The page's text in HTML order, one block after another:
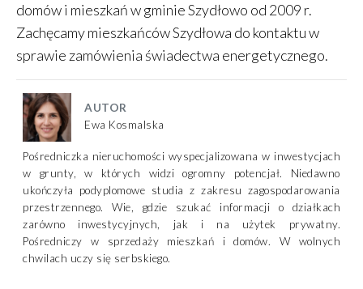
domów i mieszkań w gminie Szydłowo od 2009 r.
Zachęcamy mieszkańców Szydłowa do kontaktu w
sprawie zamówienia świadectwa energetycznego.
AUTOR
Ewa Kosmalska
Pośredniczka nieruchomości wyspecjalizowana w inwestycjach
w grunty, w których widzi ogromny potencjał. Niedawno
ukończyła podyplomowe studia z zakresu zagospodarowania
przestrzennego. Wie, gdzie szukać informacji o działkach
zarówno inwestycyjnych, jak i na użytek prywatny.
Pośredniczy w sprzedaży mieszkań i domów. W wolnych
chwilach uczy się serbskiego.